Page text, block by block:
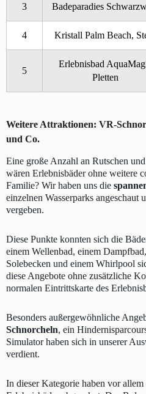
3 Badeparadies
4 Kristall Palm Beach,
5
Erlebnisbad
Pletten
Weitere Attraktionen: VR-
und Co.
Eine große Anzahl an Rutschen
wären Erlebnisbäder ohne weitere
Familie? Wir haben uns die
einzelnen Wasserparks angeschaut
vergeben.
Diese Punkte konnten sich die
einem Wellenbad, einem
Solebecken und einem Whirlpool
diese Angebote ohne zusätzliche
normalen Eintrittskarte des
Besonders außergewöhnliche
Schnorcheln, ein
Simulator haben sich in unserer
verdient.
In dieser Kategorie haben vor